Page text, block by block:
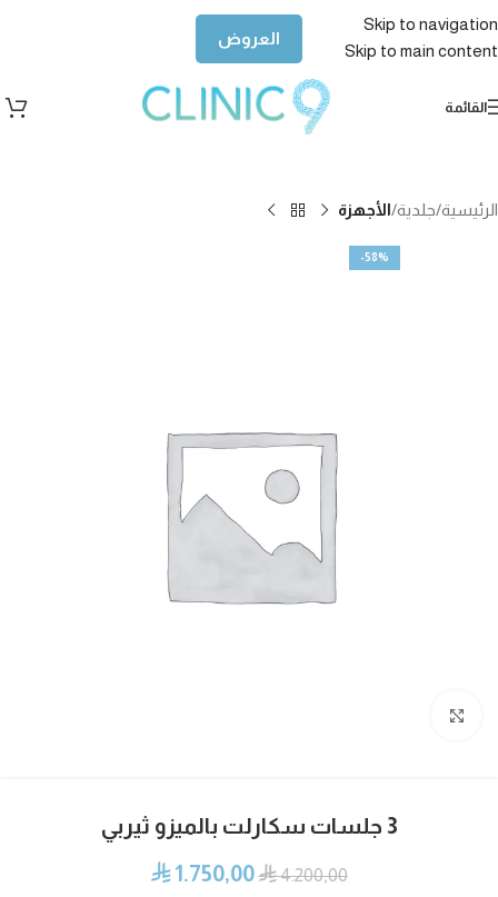
Skip to navigation
Skip to main content
العروض
القائمة
الرئيسية جلدية الأجهزة
-58%
3 جلسات سكارلت بالميزو ثيربي
⃁4.200,00
⃁1.750,00